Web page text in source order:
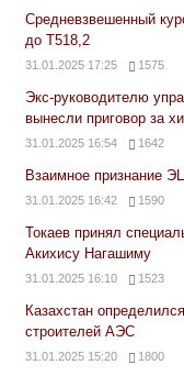
Средневзвешенный
до Т518,2
31.01.2025 17:25 1575
Экс-руководителю
вынесли приговор за
31.01.2025 16:54 1642
Взаимное признание
31.01.2025 16:42 1590
Токаев принял
Акихису Нагашиму
31.01.2025 16:10 1523
Казахстан
строителей АЭС
31.01.2025 15:20 1800